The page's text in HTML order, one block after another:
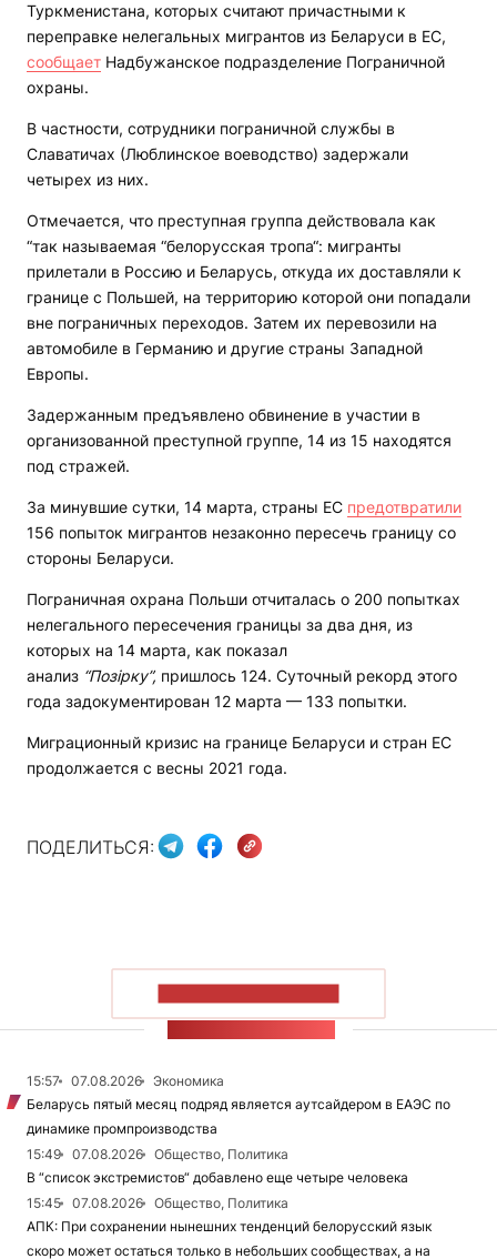
Туркменистана, которых считают причастными к
переправке нелегальных мигрантов из Беларуси в ЕС,
сообщает Надбужанское подразделение Пограничной
охраны.
В частности, сотрудники пограничной службы в
Славатичах (Люблинское воеводство) задержали
четырех из них.
Отмечается, что преступная группа действовала как
“так называемая “белорусская тропа“: мигранты
прилетали в Россию и Беларусь, откуда их доставляли к
границе с Польшей, на территорию которой они попадали
вне пограничных переходов. Затем их перевозили на
автомобиле в Германию и другие страны Западной
Европы.
Задержанным предъявлено обвинение в участии в
организованной преступной группе, 14 из 15 находятся
под стражей.
За минувшие сутки, 14 марта, страны ЕС предотвратили
156 попыток мигрантов незаконно пересечь границу со
стороны Беларуси.
Пограничная охрана Польши отчиталась о 200 попытках
нелегального пересечения границы за два дня, из
которых на 14 марта, как показал
анализ “Позірку”, пришлось 124. Суточный рекорд этого
года задокументирован 12 марта — 133 попытки.
Миграционный кризис на границе Беларуси и стран ЕС
продолжается с весны 2021 года.
ПОДЕЛИТЬСЯ:
15:57 07.08.2026
Экономика
Беларусь пятый месяц подряд является аутсайдером в ЕАЭС по
динамике промпроизводства
15:49
07.08.2026
Общество, Политика
В “список экстремистов“ добавлено еще четыре человека
15:45
07.08.2026
Общество, Политика
АПК: При сохранении нынешних тенденций белорусский язык
скоро может остаться только в небольших сообществах, а на